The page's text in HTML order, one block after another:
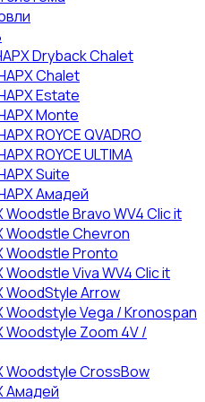
Dryback Chalet
Chalet
Estate
Monte
ROYCE QVADRO
ROYCE ULTIMA
Suite
Амадей
Bravo WV4 Clic it
Chevron
Pronto
Viva WV4 Clic it
Arrow
Vega / Kronospan
Zoom 4V /
СrossBow
Амадей